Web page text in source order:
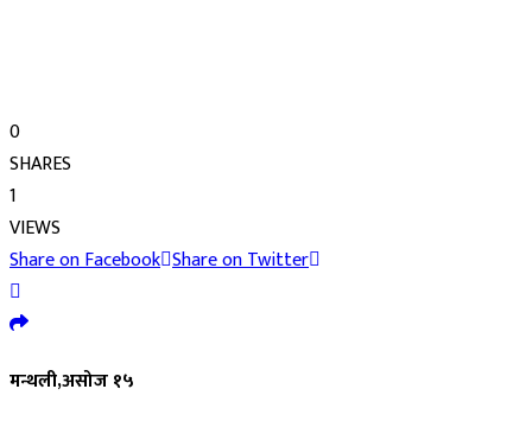
0
SHARES
1
VIEWS
Share on Facebook Share on Twitter
मन्थली,असोज १५